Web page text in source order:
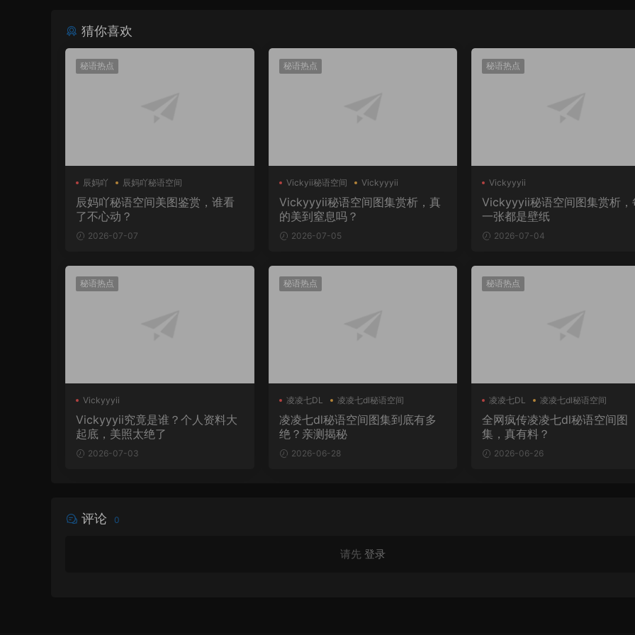
猜你喜欢
秘语热点
辰妈吖 辰妈吖秘语空间
辰妈吖秘语空间美图鉴赏，谁看
了不心动？
2026-07-07
秘语热点
Vickyii秘语空间 Vickyyyii
Vickyyyii秘语空间图集赏析，真
的美到窒息吗？
2026-07-05
秘语热点
Vickyyyii
Vickyyyii秘语空间图集赏析，
一张都是壁纸
2026-07-04
秘语热点
Vickyyyii
Vickyyyii究竟是谁？个人资料大
起底，美照太绝了
2026-07-03
秘语热点
凌凌七DL 凌凌七dl秘语空间
凌凌七dl秘语空间图集到底有多
绝？亲测揭秘
2026-06-28
秘语热点
凌凌七DL 凌凌七dl秘语空间
全网疯传凌凌七dl秘语空间图
集，真有料？
2026-06-26
评论 0
请先 登录